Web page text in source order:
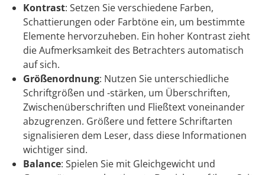
Kontrast: Setzen Sie verschiedene Farben,
Schattierungen oder Farbtöne ein, um bestimmte
Elemente hervorzuheben. Ein hoher Kontrast zieht
die Aufmerksamkeit des Betrachters automatisch
auf sich.
Größenordnung: Nutzen Sie unterschiedliche
Schriftgrößen und -stärken, um Überschriften,
Zwischenüberschriften und Fließtext voneinander
abzugrenzen. Größere und fettere Schriftarten
signalisieren dem Leser, dass diese Informationen
wichtiger sind.
Balance: Spielen Sie mit Gleichgewicht und